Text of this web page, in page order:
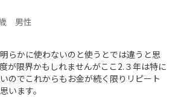
男性
らかに使わないのと使うとでは違うと思
が限界かもしれませんがここ2.３年は特に
のでこれからもお金が続く限りリピート
います。